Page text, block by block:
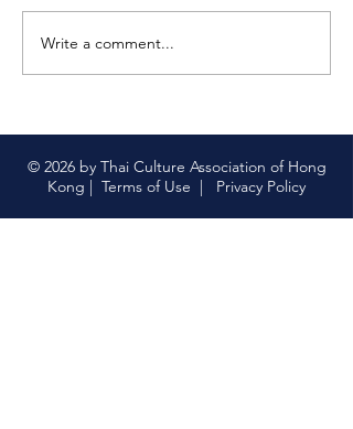
【限量版泰國上網卡｜中
國聯通 x 香港泰國文化協
Write a comment...
© 2026 by Thai Culture Association of Hong
Kong | Terms of Use | Privacy Policy